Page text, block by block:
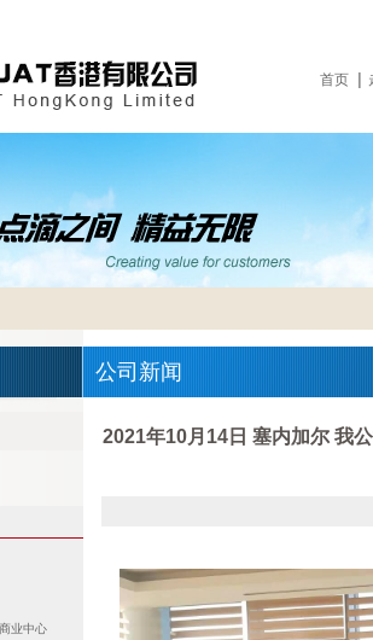
首页
业中心
公司新闻
2021年10月14日 塞内加尔 我